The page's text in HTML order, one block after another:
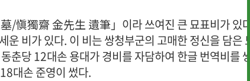
/愼獨齋 金先生 遺筆」이라 쓰여진 큰 묘표비가 있
운 비가 있다. 이 비는 쌍청부군의 고매한 정신을 담은
춘당 12대손 용대가 경비를 자담하여 한글 번역비를
대손 준영이 썼다.